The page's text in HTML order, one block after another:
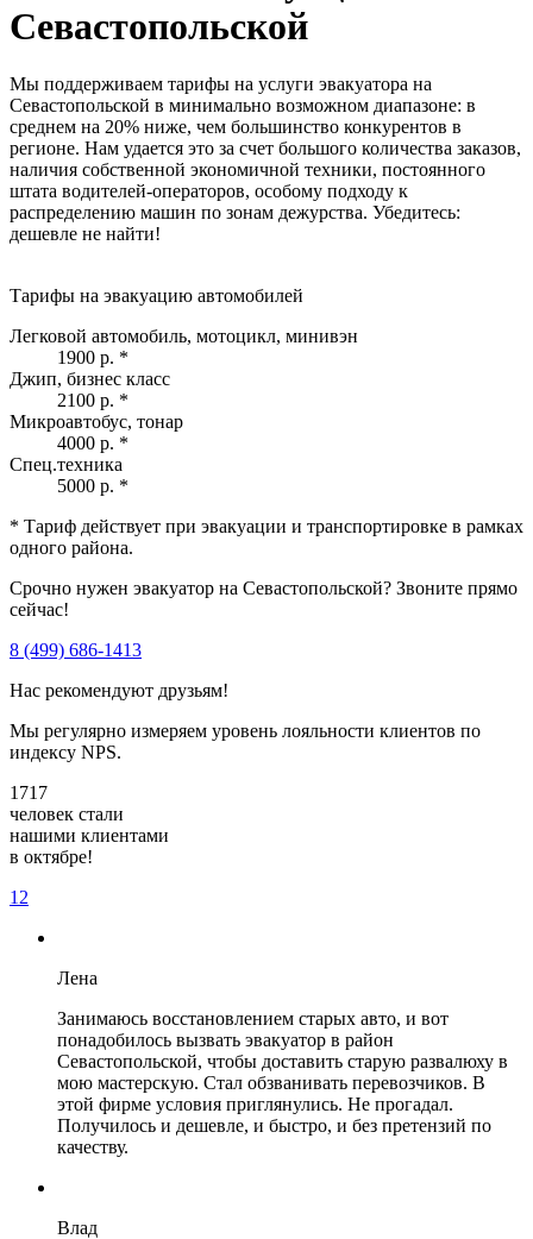
Севастопольской
Мы поддерживаем тарифы на услуги эвакуатора на
Севастопольской в минимально возможном диапазоне: в
среднем на 20% ниже, чем большинство конкурентов в
регионе. Нам удается это за счет большого количества заказов,
наличия собственной экономичной техники, постоянного
штата водителей-операторов, особому подходу к
распределению машин по зонам дежурства. Убедитесь:
дешевле не найти!
Тарифы на эвакуацию автомобилей
Легковой автомобиль, мотоцикл, минивэн
1900 р. *
Джип, бизнес класс
2100 р. *
Микроавтобус, тонар
4000 р. *
Спец.техника
5000 р. *
* Тариф действует при эвакуации и транспортировке в рамках
одного района.
Срочно нужен эвакуатор на Севастопольской? Звоните прямо
сейчас!
8 (499) 686-1413
Нас рекомендуют друзьям!
Мы регулярно измеряем уровень лояльности клиентов по
индексу NPS.
1717
человек стали
нашими клиентами
в октябре!
12
Лена
Занимаюсь восстановлением старых авто, и вот
понадобилось вызвать эвакуатор в район
Севастопольской, чтобы доставить старую развалюху в
мою мастерскую. Стал обзванивать перевозчиков. В
этой фирме условия приглянулись. Не прогадал.
Получилось и дешевле, и быстро, и без претензий по
качеству.
Влад